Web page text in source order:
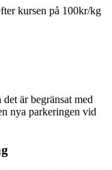
kursen på 100kr/kg
är begränsat med
nya parkeringen vid